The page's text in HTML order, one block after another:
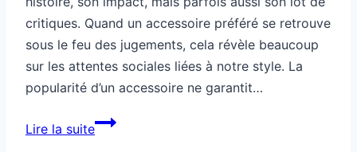
critiques. Quand un accessoire préféré se retrouve
sous le feu des jugements, cela révèle beaucoup
sur les attentes sociales liées à notre style. La
popularité d’un accessoire ne garantit…
Lire la suiteTon